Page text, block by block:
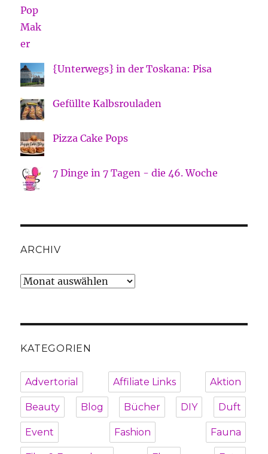
{Unterwegs} in der Toskana: Pisa
Gefüllte Kalbsrouladen
Pizza Cake Pops
7 Dinge in 7 Tagen - die 46. Woche
ARCHIV
Archiv
KATEGORIEN
Advertorial Affiliate Links Aktion
Beauty Blog Bücher DIY Duft
Event Fashion Fauna